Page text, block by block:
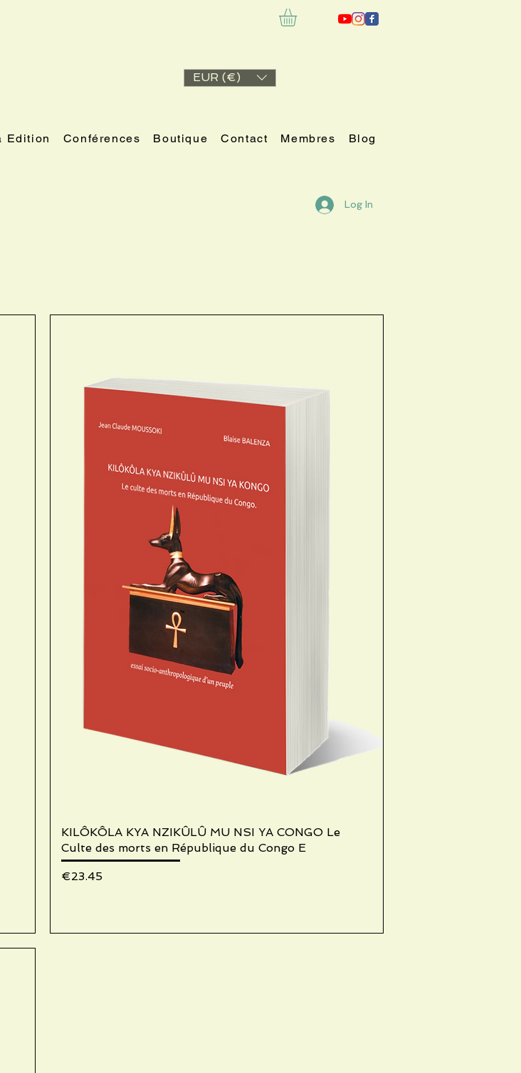
EUR (€)
Edition Conférences Boutique Contact Membres Blog
Log In
Quick View
KILÔKÔLA KYA NZIKÛLÛ MU NSI YA CONGO Le
Culte des morts en République du Congo E
Price
€23.45